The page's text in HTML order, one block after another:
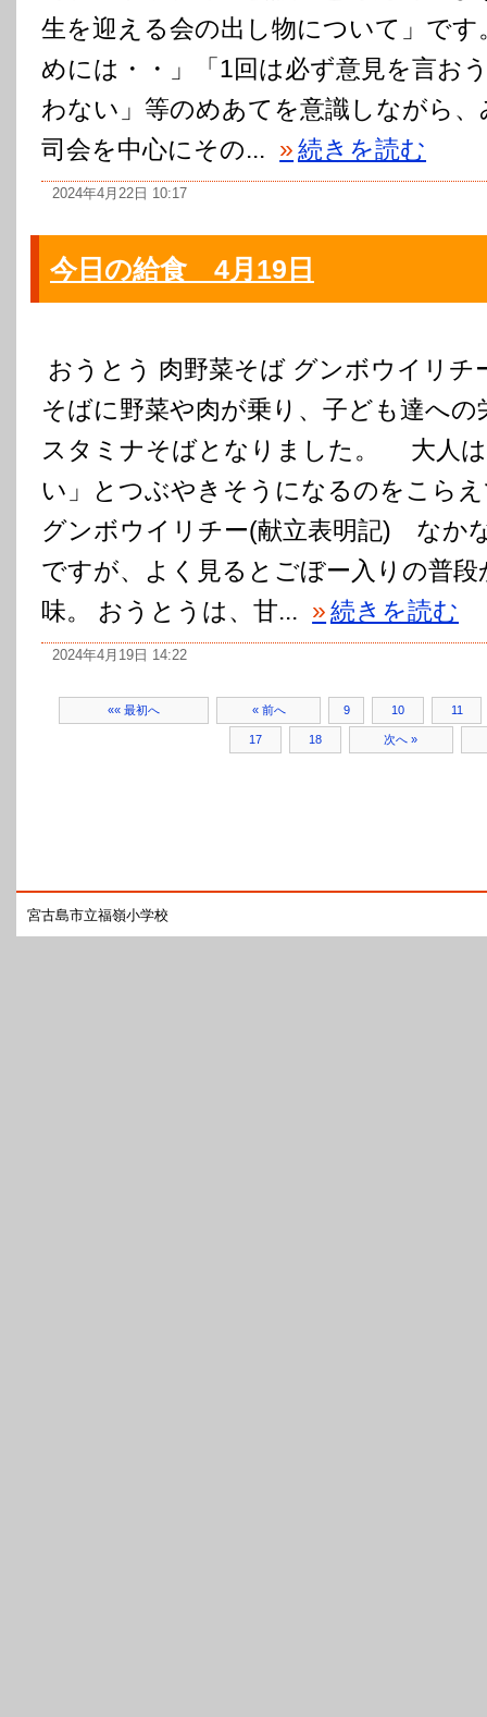
生を迎える会の出し物について」で
めには・・」「1回は必ず意見を言お
わない」等のめあてを意識しながら
司会を中心にその... »続きを読む
2024年4月22日 10:17
今日の給食 4月19日
おうとう 肉野菜そば グンボウイリ
そばに野菜や肉が乗り、子ども達への
スタミナそばとなりました。 大人
い」とつぶやきそうになるのをこ
グンボウイリチー(献立表明記) なか
ですが、よく見るとごぼー入りの普
味。 おうとうは、甘... »続きを読む
2024年4月19日 14:22
«« 最初へ « 前へ 9 10 11
17 18 次へ »
宮古島市立福嶺小学校